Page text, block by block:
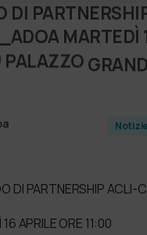
DI
MARTEDÌ
PALAZZO
DI PARTNERSHIP ACLI-
APRILE ORE 11:00